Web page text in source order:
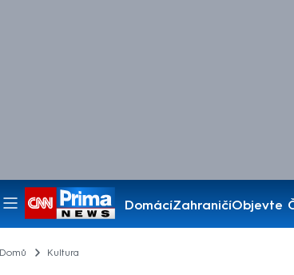
DomácíZahraničíObjevte
Pořady
Domů Kultura